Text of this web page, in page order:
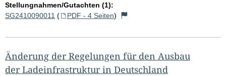
Stellungnahmen/Gutachten (1):
SG2410090011 ( PDF - 4 Seiten)
Änderung der Regelungen für den Ausbau
der Ladeinfrastruktur in Deutschland